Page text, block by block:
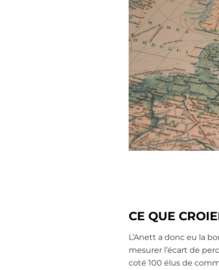
CE QUE
L’Anett a donc eu la
mesurer l’écart de
coté 100 élus de